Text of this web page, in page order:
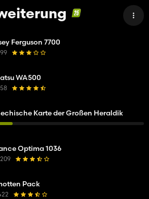
Ferguson 7700
WA500
Karte der Großen Heraldik
Optima 1036
Pack